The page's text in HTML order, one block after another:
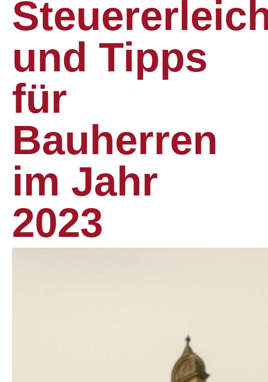
und Tipps
für
Bauherren
im Jahr
2023